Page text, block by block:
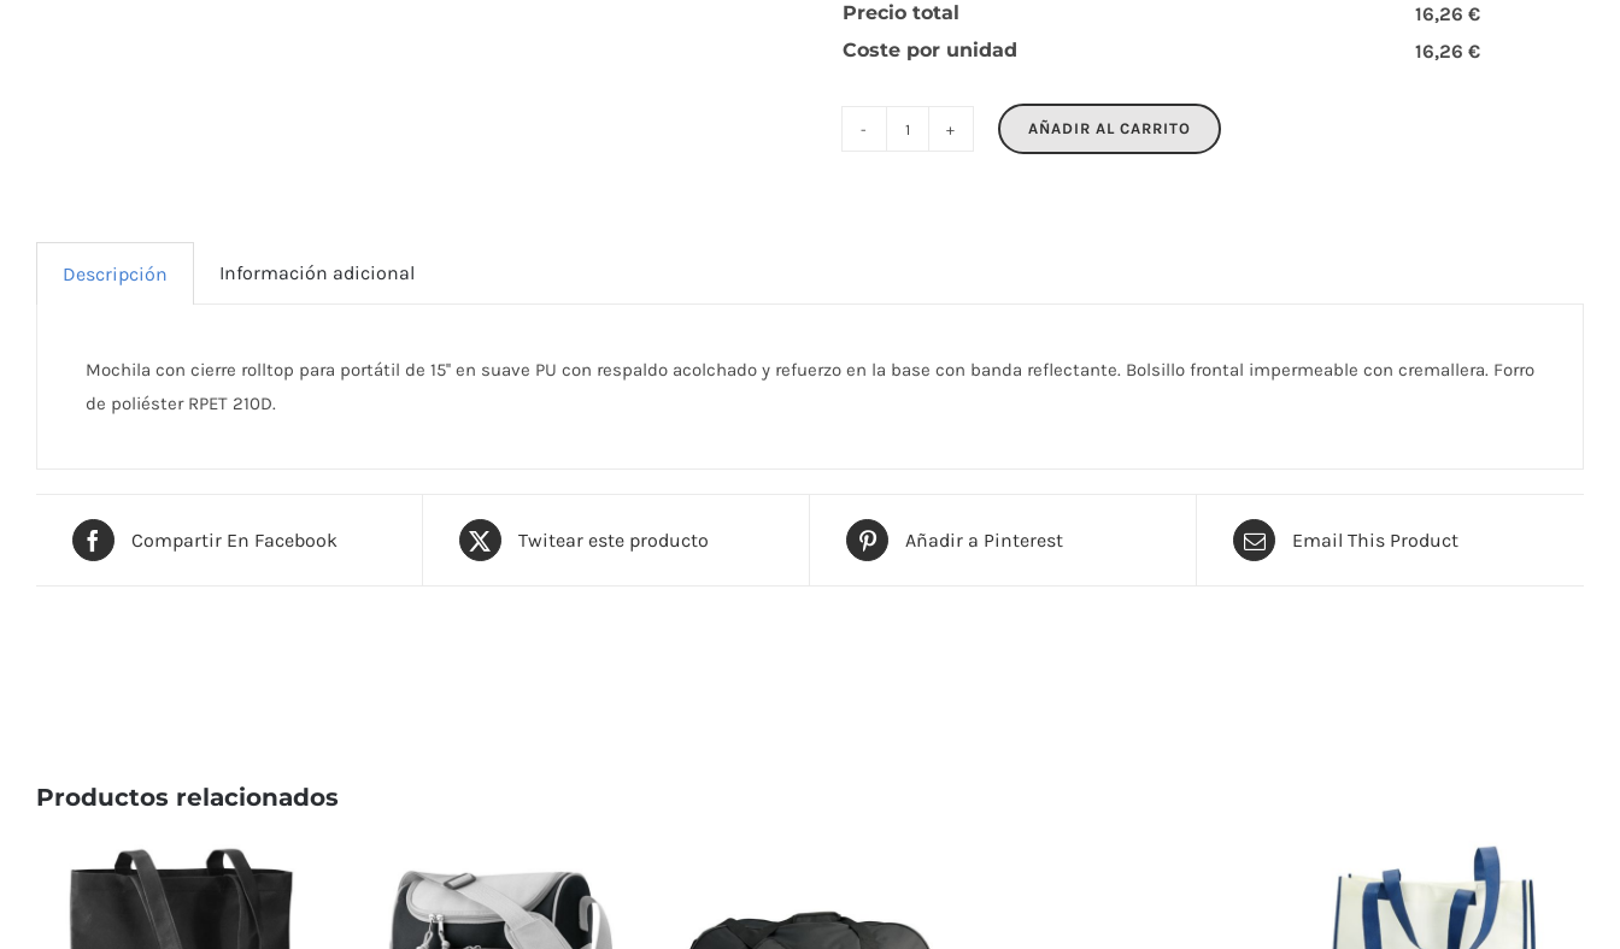
Precio total
16,26 €
Coste por unidad
16,26 €
AÑADIR AL CARRITO
Descripción Información adicional
Mochila con cierre rolltop para portátil de 15'' en suave PU con respaldo acolchado y refuerzo en la base con banda reflectante. Bolsillo frontal impermeable con cremallera. Forro
de poliéster RPET 210D.
Compartir En Facebook Twitear este producto Añadir a Pinterest Email This Product
Productos relacionados